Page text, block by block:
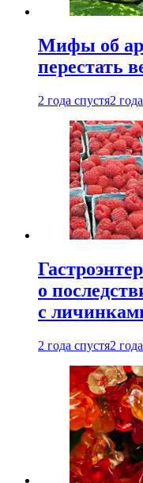
Мифы об
перестать
2 года спустя2
о
с
2 года спустя2